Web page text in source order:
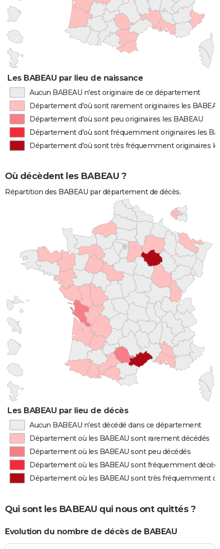
Les BABEAU par lieu de naissance
Aucun BABEAU n'est originaire de ce département
Département d'où sont rarement originaires les
Département d'où sont peu originaires les BABEAU
Département d'où sont fréquemment originaires les
Département d'où sont très fréquemment originaires
Où décèdent les BABEAU ?
Répartition des BABEAU par département de décès.
Les BABEAU par lieu de décès
Aucun BABEAU n'est décédé dans ce département
Département où les BABEAU sont rarement décédés
Département où les BABEAU sont peu décédés
Département où les BABEAU sont fréquemment
Département où les BABEAU sont très fréquemment
Qui sont les BABEAU qui nous ont quittés ?
Evolution du nombre de décès de BABEAU